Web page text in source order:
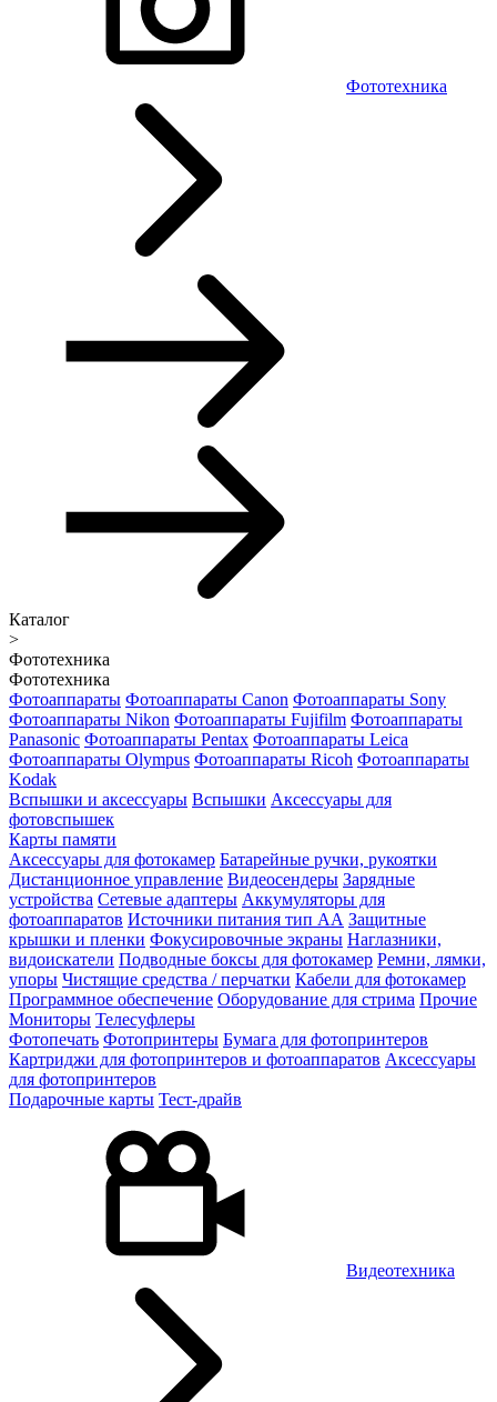
Фототехника
Каталог
>
Фототехника
Фототехника
Фотоаппараты Фотоаппараты Canon Фотоаппараты Sony
Фотоаппараты Nikon Фотоаппараты Fujifilm Фотоаппараты
Panasonic Фотоаппараты Pentax Фотоаппараты Leica
Фотоаппараты Olympus Фотоаппараты Ricoh Фотоаппараты
Kodak
Вспышки и аксессуары Вспышки Аксессуары для
фотовспышек
Карты памяти
Аксессуары для фотокамер Батарейные ручки, рукоятки
Дистанционное управление Видеосендеры Зарядные
устройства Сетевые адаптеры Аккумуляторы для
фотоаппаратов Источники питания тип АА Защитные
крышки и пленки Фокусировочные экраны Наглазники,
видоискатели Подводные боксы для фотокамер Ремни, лямки,
упоры Чистящие средства / перчатки Кабели для фотокамер
Программное обеспечение Оборудование для стрима Прочие
Мониторы Телесуфлеры
Фотопечать Фотопринтеры Бумага для фотопринтеров
Картриджи для фотопринтеров и фотоаппаратов Аксессуары
для фотопринтеров
Подарочные карты Тест-драйв
Видеотехника